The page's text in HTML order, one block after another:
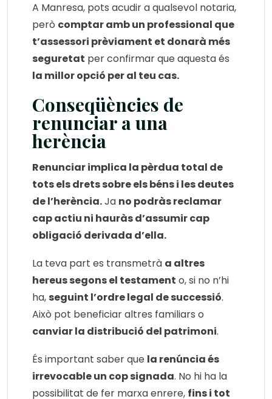
A Manresa, pots acudir a qualsevol notaria,
però comptar amb un professional que
t’assessori prèviament et donarà més
seguretat per confirmar que aquesta és
la millor opció per al teu cas.
Conseqüències de
renunciar a una
herència
Renunciar implica la pèrdua total de
tots els drets sobre els béns i les deutes
de l’herència.Ja no podràs reclamar
cap actiu ni hauràs d’assumir cap
obligació derivada d’ella.
La teva part es transmetrà a altres
hereus segons el testament o, si no n’hi
ha, seguint l’ordre legal de successió.
Això pot beneficiar altres familiars o
canviar la distribució del patrimoni.
És important saber que la renúncia és
irrevocable un cop signada. No hi ha la
possibilitat de fer marxa enrere, fins i tot